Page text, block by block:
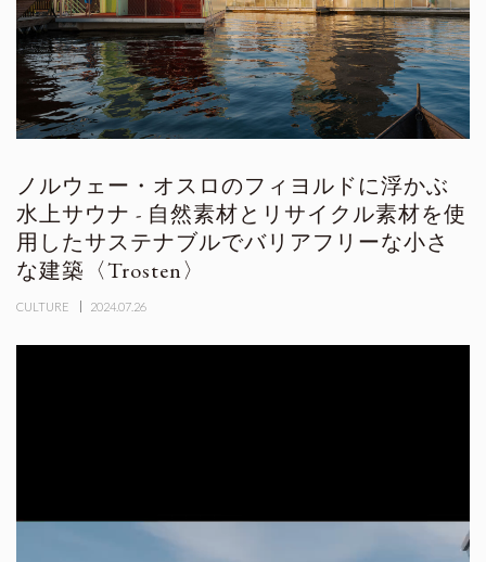
ノルウェー・オスロのフィヨルドに浮かぶ
水上サウナ - 自然素材とリサイクル素材を使
用したサステナブルでバリアフリーな小さ
な建築〈Trosten〉
CULTURE 2024.07.26